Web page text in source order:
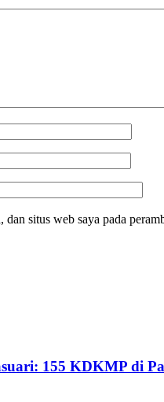
dan situs web saya pada
155 KDKMP di